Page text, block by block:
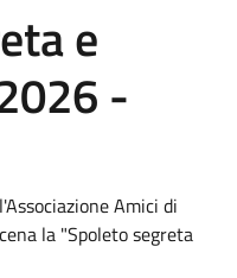
e
-
Amici di
la "Spoleto segreta